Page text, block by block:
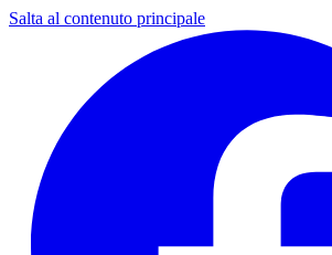
Salta al contenuto principale